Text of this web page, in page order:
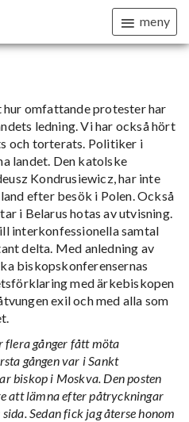
meny
hur omfattande protester har
ledning. Vi har också hört
och torterats. Politiker i
landet. Den katolske
Kondrusiewicz, har inte
efter besök i Polen. Också
i Belarus hotas av utvisning.
interkonfessionella samtal
delta. Med anledning av
biskopskonferensernas
med ärkebiskopen
exil och med alla som
flera gånger fått möta
gången var i Sankt
biskop i Moskva. Den posten
att lämna efter påtryckningar
Sedan fick jag återse honom